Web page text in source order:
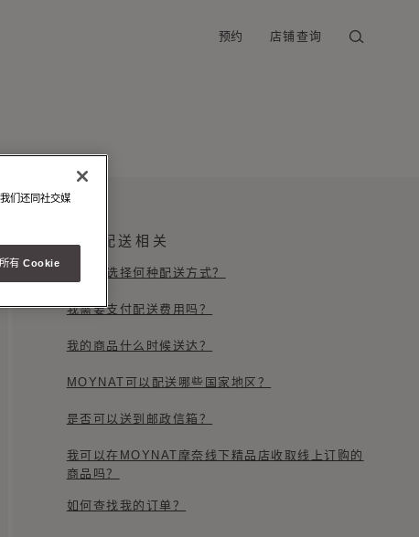
预约 店铺查询
配送相关
我可以选择何种配送方式？
我需要支付配送费用吗？
我的商品什么时候送达？
MOYNAT可以配送哪些国家地区？
是否可以送到邮政信箱？
我可以在MOYNAT摩奈线下精品店收取线上订购的
商品吗？
如何查找我的订单？
们还同社交媒
有 Cookie